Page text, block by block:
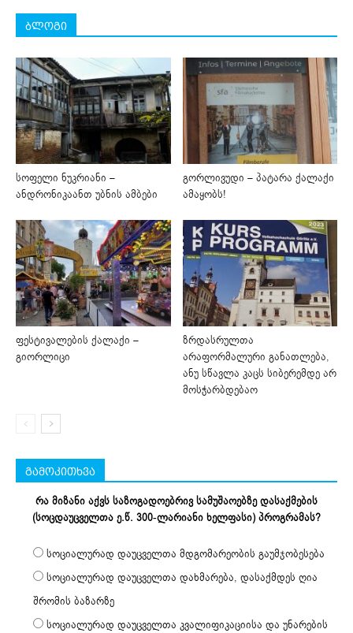
ბლოგი
სოფელი ნუკრიანი –
ანდრონიკაანთ უბნის ამბები
გორლივუდი – პატარა ქალაქი
ამაყობს!
ფესტივალების ქალაქი –
გიორლიცი
ზრდასრულთა
არაფორმალური განათლება,
ანუ სწავლა კაცს სიბერემდე არ
მოსჭარბდებაო
გამოკითხვა
რა მიზანი აქვს საზოგადოებრივ სამუშაოებზე დასაქმების
(სოცდაუცველთა ე.წ. 300-ლარიანი ხელფასი) პროგრამას?
სოციალურად დაუცველთა მდგომარეობის გაუმჯობესება
სოციალურად დაუცველთა დახმარება, დასაქმდეს ღია
შრომის ბაზარზე
სოციალურად დაუცველთა კვალიფიკაციისა და უნარების